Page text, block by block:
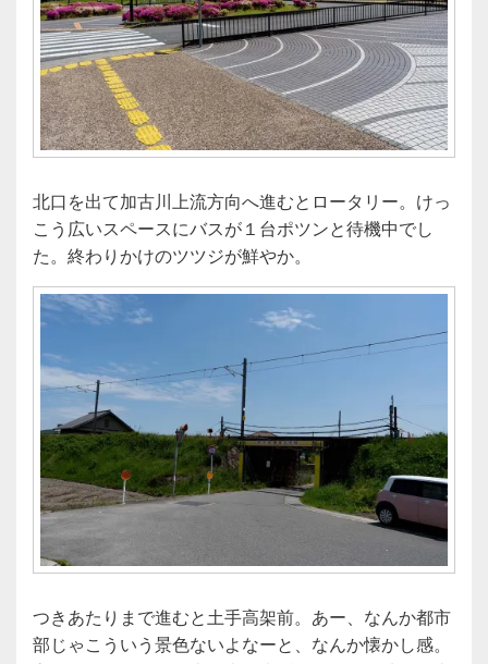
北口を出て加古川上流方向へ進むとロータリー。けっ
こう広いスペースにバスが１台ポツンと待機中でし
た。終わりかけのツツジが鮮やか。
つきあたりまで進むと土手高架前。あー、なんか都市
部じゃこういう景色ないよなーと、なんか懐かし感。